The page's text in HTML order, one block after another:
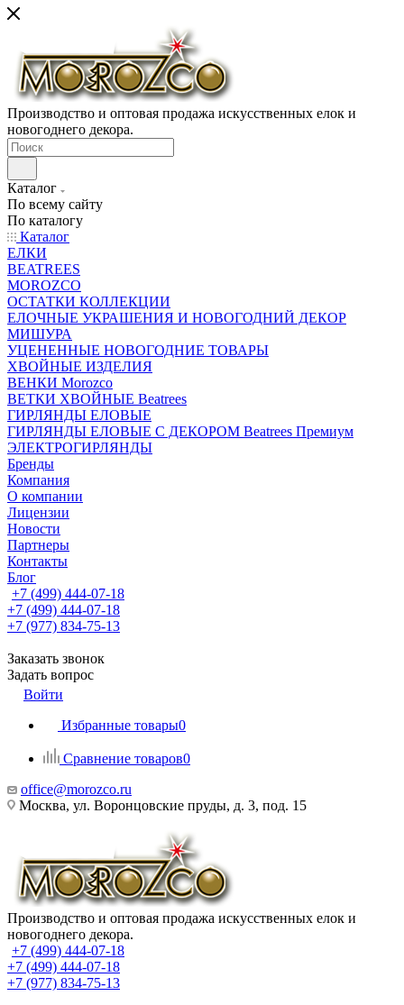
Производство и оптовая продажа искусственных елок и
новогоднего декора.
Каталог
По всему сайту
По каталогу
Каталог
ЕЛКИ
BEATREES
MOROZCO
ОСТАТКИ КОЛЛЕКЦИИ
ЕЛОЧНЫЕ УКРАШЕНИЯ И НОВОГОДНИЙ ДЕКОР
МИШУРА
УЦЕНЕННЫЕ НОВОГОДНИЕ ТОВАРЫ
ХВОЙНЫЕ ИЗДЕЛИЯ
ВЕНКИ Morozco
ВЕТКИ ХВОЙНЫЕ Beatrees
ГИРЛЯНДЫ ЕЛОВЫЕ
ГИРЛЯНДЫ ЕЛОВЫЕ С ДЕКОРОМ Beatrees Премиум
ЭЛЕКТРОГИРЛЯНДЫ
Бренды
Компания
О компании
Лицензии
Новости
Партнеры
Контакты
Блог
+7 (499) 444-07-18
+7 (499) 444-07-18
+7 (977) 834-75-13
Заказать звонок
Задать вопрос
Войти
Избранные товары0
Сравнение товаров0
office@morozco.ru
Москва, ул. Воронцовские пруды, д. 3, под. 15
Производство и оптовая продажа искусственных елок и
новогоднего декора.
+7 (499) 444-07-18
+7 (499) 444-07-18
+7 (977) 834-75-13